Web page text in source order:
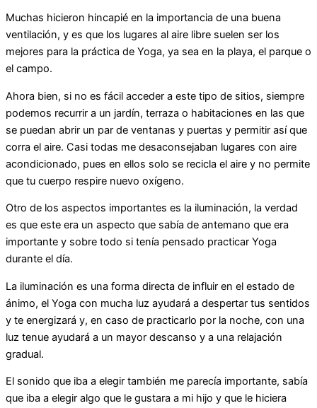
Muchas hicieron hincapié en la importancia de una buena
ventilación, y es que los lugares al aire libre suelen ser los
mejores para la práctica de Yoga, ya sea en la playa, el parque o
el campo.
Ahora bien, si no es fácil acceder a este tipo de sitios, siempre
podemos recurrir a un jardín, terraza o habitaciones en las que
se puedan abrir un par de ventanas y puertas y permitir así que
corra el aire. Casi todas me desaconsejaban lugares con aire
acondicionado, pues en ellos solo se recicla el aire y no permite
que tu cuerpo respire nuevo oxígeno.
Otro de los aspectos importantes es la iluminación, la verdad
es que este era un aspecto que sabía de antemano que era
importante y sobre todo si tenía pensado practicar Yoga
durante el día.
La iluminación es una forma directa de influir en el estado de
ánimo, el Yoga con mucha luz ayudará a despertar tus sentidos
y te energizará y, en caso de practicarlo por la noche, con una
luz tenue ayudará a un mayor descanso y a una relajación
gradual.
El sonido que iba a elegir también me parecía importante, sabía
que iba a elegir algo que le gustara a mi hijo y que le hiciera